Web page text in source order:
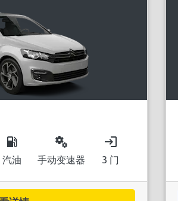
local_gas_station
汽油
miscellaneous_services
手动变速器
login
3 门